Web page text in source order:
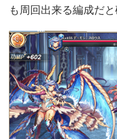
も周回出来る編成だ